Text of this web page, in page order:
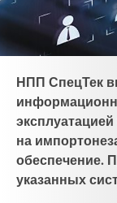
НПП СпецТек
на
обеспечение.
указанных